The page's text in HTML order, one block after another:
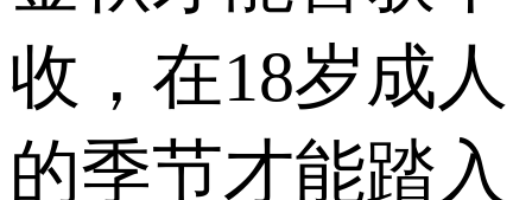
收，在18岁成人
的季节才能踏入